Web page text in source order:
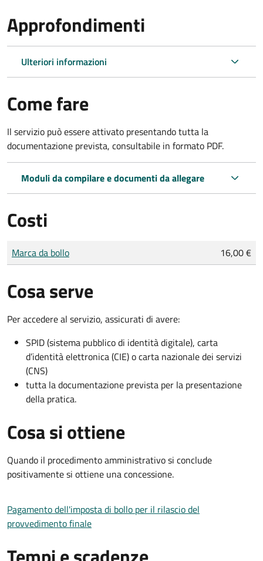
Approfondimenti
Ulteriori informazioni
Come fare
Il servizio può essere attivato presentando tutta la
documentazione prevista, consultabile in formato PDF.
Moduli da compilare e documenti da allegare
Costi
Tipo di pagamento
Importo
Marca da bollo 16,00 €
Cosa serve
Per accedere al servizio, assicurati di avere:
SPID (sistema pubblico di identità digitale), carta
d’identità elettronica (CIE) o carta nazionale dei servizi
(CNS)
tutta la documentazione prevista per la presentazione
della pratica.
Cosa si ottiene
Quando il procedimento amministrativo si conclude
positivamente si ottiene una concessione.
Pagamento dell'imposta di bollo per il rilascio del
provvedimento finale